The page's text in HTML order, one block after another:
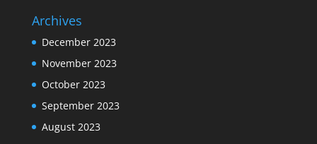
Archives
December 2023
November 2023
October 2023
September 2023
August 2023